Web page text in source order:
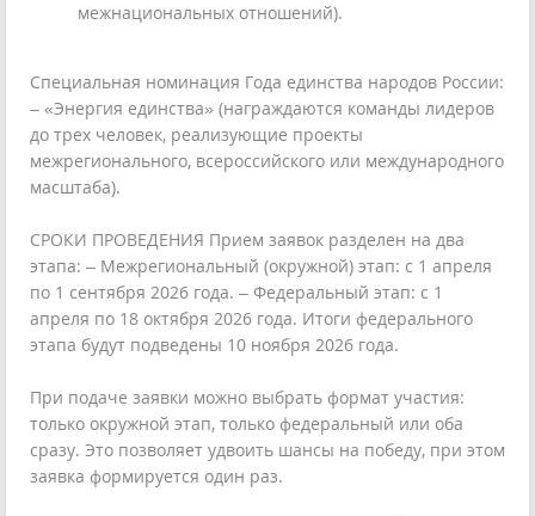
межнациональных отношений).
Специальная номинация Года единства народов России:
– «Энергия единства» (награждаются команды лидеров
до трех человек, реализующие проекты
межрегионального, всероссийского или международного
масштаба).
СРОКИ ПРОВЕДЕНИЯ Прием заявок разделен на два
этапа: – Межрегиональный (окружной) этап: с 1 апреля
по 1 сентября 2026 года. – Федеральный этап: с 1
апреля по 18 октября 2026 года. Итоги федерального
этапа будут подведены 10 ноября 2026 года.
При подаче заявки можно выбрать формат участия:
только окружной этап, только федеральный или оба
сразу. Это позволяет удвоить шансы на победу, при этом
заявка формируется один раз.